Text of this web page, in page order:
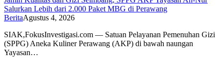
Salurkan Lebih dari 2.000 Paket MBG di Perawang
BeritaAgustus 4, 2026
SIAK,FokusInvestigasi.com — Satuan Pelayanan Pemenuhan Gizi
(SPPG) Aneka Kuliner Perawang (AKP) di bawah naungan
Yayasan…